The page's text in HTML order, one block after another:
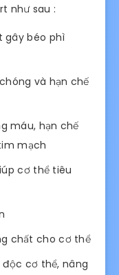
như sau :
gây béo phì
và hạn chế
máu, hạn chế
mạch
cơ thể tiêu
chất cho cơ thể
cơ thể, nâng